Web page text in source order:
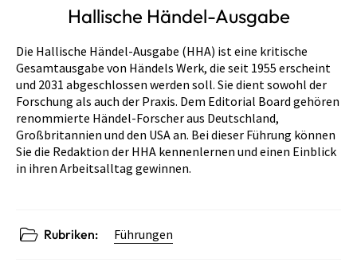
Hallische Händel-Ausgabe
Die Hallische Händel-Ausgabe (HHA) ist eine kritische
Gesamtausgabe von Händels Werk, die seit 1955 erscheint
und 2031 abgeschlossen werden soll. Sie dient sowohl der
Forschung als auch der Praxis. Dem Editorial Board gehören
renommierte Händel-Forscher aus Deutschland,
Großbritannien und den USA an. Bei dieser Führung können
Sie die Redaktion der HHA kennenlernen und einen Einblick
in ihren Arbeitsalltag gewinnen.
Rubriken: Führungen